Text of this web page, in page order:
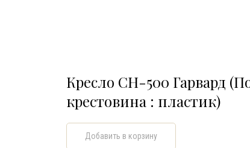
Кресло СН-500 Гарвард
крестовина : пластик)
Добавить в корзину